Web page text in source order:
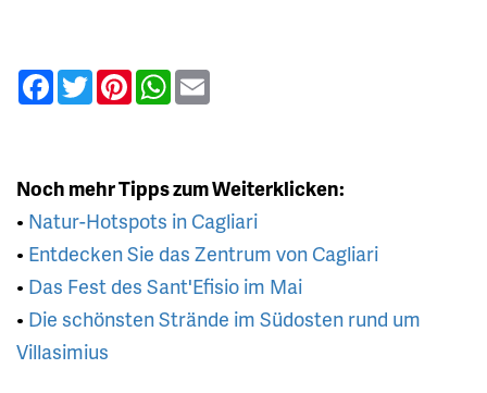
Facebook
TwitterPinterestWhatsApp
Noch mehr Tipps zum Weiterklicken:
• Natur-Hotspots in Cagliari
• Entdecken Sie das Zentrum von Cagliari
• Das Fest des Sant'Efisio im Mai
• Die schönsten Strände im Südosten rund um
Villasimius